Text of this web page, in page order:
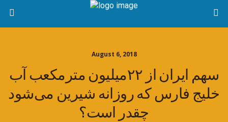
August 6, 2018
سهم ایران از ۲۲میلیون مترمکعب آب
خلیج فارس که روزانه شیرین می‌شود
چقدر است؟